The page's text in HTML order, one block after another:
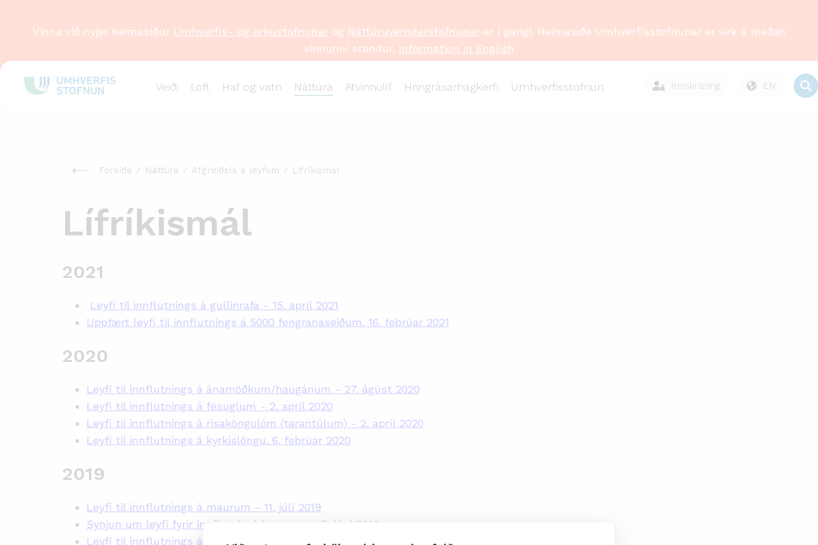
Veiði Loft Haf og vatn Náttúra Atvinnulíf Hringrásarhagkerfi Umhverfisstofnun Innskráning EN
Vinna við nýjar heimasíður Umhverfis- og orkustofnunarog Náttúruverndarstofnunarer í gangi. Heimasíða Umhverfisstofnunar er virk á meðan
vinnunni stendur. Information in English
Forsíða Náttúra Afgreiðsla á leyfum Lífríkismál
Lífríkismál
2021
Leyfi til innflutnings á gullinrafa - 15. apríl 2021
Uppfært leyfi til innflutnings á 5000 fengranaseiðum. 16. febrúar 2021
2020
Leyfi til innflutnings á ánamöðkum/haugánum - 27. ágúst 2020
Leyfi til innflutnings á fésuglum - 2. apríl 2020
Leyfi til innflutnings á risaköngulóm (tarantúlum) - 2. apríl 2020
Leyfi til innflutnings á kyrkislöngu. 6. febrúar 2020
2019
Leyfi til innflutnings á maurum - 11. júlí 2019
Synjun um leyfi fyrir innflutningi á ostrum - 5. júní 2019
Leyfi til innflutnings á ránmítlum - 25. mars 2019